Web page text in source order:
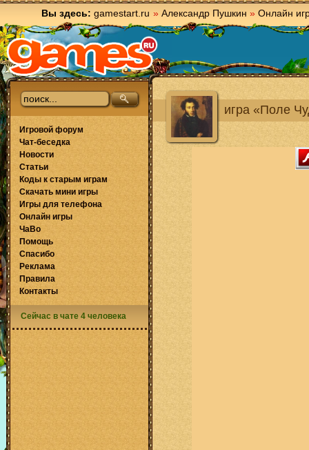
Вы здесь: gamestart.ru » Александр Пушкин » Онлайн
игра «Поле
Игровой форум
Чат-беседка
Новости
Статьи
Коды к старым играм
Скачать мини игры
Игры для телефона
Онлайн игры
ЧаВо
Помощь
Спасибо
Реклама
Правила
Контакты
Сейчас в чате 4 человека